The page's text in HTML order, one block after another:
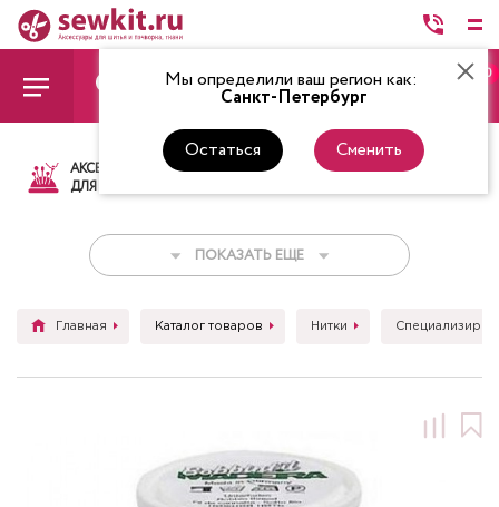
Мы определили ваш регион как:
Санкт-Петербург
Остаться Сменить
0
АКСЕССУАРЫ
ДЛЯ ШИТЬЯ
ТКАНИ НИТКИ
ПОКАЗАТЬ ЕЩЕ
Главная Каталог товаров Нитки